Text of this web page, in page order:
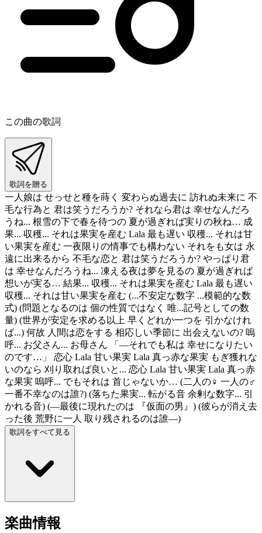
この曲の歌詞
歌詞を贈る
一人娘は せっせと種を蒔く 変わらぬ過去に 訪れぬ未来に 不
毛な行為と 君は笑うだろうか? それなら君は 幸せなんだろ
うね... 根雪の下で春を待つの 夏が過ぎれば実りの秋ね… 成
果... 収穫... それは果実を産む Lala 最も遅い 収穫... それは甘
い果実を産む 一夜限りの情事でも構わない それをも女は 永
遠に出来るから 不毛な恋と 君は笑うだろうか? やっぱり君
は 幸せなんだろうね... 凍える夜は夢を見るの 夏が過ぎれば
想いが実る… 結果... 収穫... それは果実を産む Lala 最も遅い
収穫... それは甘い果実を産む (...不安定な数字 ...模範的な数
式) (問題となるのは 個の性質ではなく 唯...記号としての数
量) (世界が安定を求める以上 早くどれか一つを 引かなけれ
ば...) 何故 人間は恋をする 相応しい季節に 出会えないの? 嗚
呼... お父さん... お母さん 「―それでも私は 幸せになりたい
のです…」 恋心 Lala 甘い果実 Lala 真っ赤な果実 もぎ獲れな
いのなら 刈り取れば良いと... 恋心 Lala 甘い果実 Lala 真っ赤
な果実 嗚呼... でもそれは 首じゃないか… (二人の♀ 一人の♂
一番不幸なのは誰?) (落ちた果実... 転がる音 余剰な数字... 引
かれる音) (―最後に現れたのは 『仮面の男』) (彼らが消え去
った後 荒野に一人 取り残されるのは誰―)
歌詞をすべて見る
楽曲情報